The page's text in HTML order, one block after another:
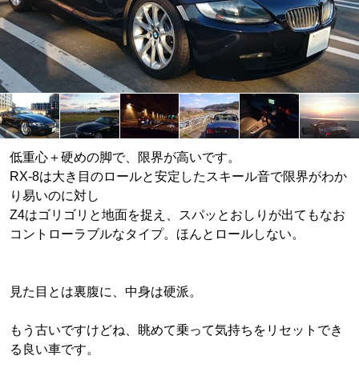
低重心＋硬めの脚で、限界が高いです。
RX-8は大き目のロールと安定したスキール音で限界がわか
り易いのに対し
Z4はゴリゴリと地面を捉え、スパッとおしりが出てもなお
コントローラブルなタイプ。ほんとロールしない。
見た目とは裏腹に、中身は硬派。
もう古いですけどね、眺めて乗って気持ちをリセットでき
る良い車です。